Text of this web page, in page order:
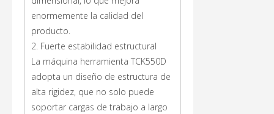
enormemente la calidad del
producto.
2. Fuerte estabilidad estructural
La máquina herramienta TCK550D
adopta un diseño de estructura de
alta rigidez, que no solo puede
soportar cargas de trabajo a largo